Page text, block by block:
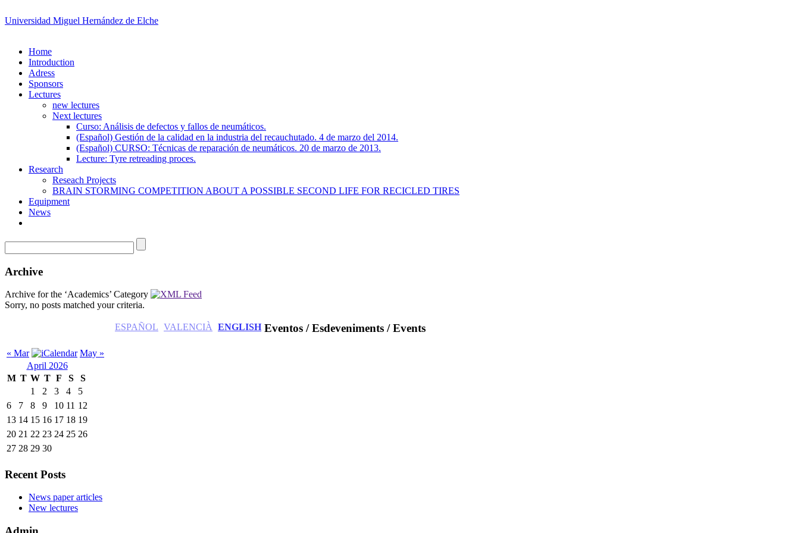
Universidad Miguel Hernández de Elche
Home
Introduction
Adress
Sponsors
Lectures
new lectures
Next lectures
Curso: Análisis de defectos y fallos de neumáticos.
(Español) Gestión de la calidad en la industria del recauchutado. 4 de marzo del 2014.
(Español) CURSO: Técnicas de reparación de neumáticos. 20 de marzo de 2013.
Lecture: Tyre retreading proces.
Research
Reseach Projects
BRAIN STORMING COMPETITION ABOUT A POSSIBLE SECOND LIFE FOR RECICLED TIRES
Equipment
News
Archive
Archive for the ‘Academics’ Category
Sorry, no posts matched your criteria.
ESPAÑOL VALENCIÀ ENGLISH Eventos / Esdeveniments / Events
« Mar
May »
April 2026
M T W T F S
S
1
2 3 4
5
6
7 8 9 10 11 12
13 14 15 16 17 18 19
20 21 22 23 24 25 26
27 28 29 30
Recent Posts
News paper articles
New lectures